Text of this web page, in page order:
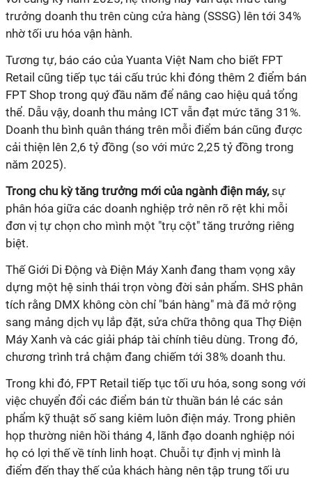
trưởng doanh thu trên cùng cửa hàng (SSSG) lên tới 34%
nhờ tối ưu hóa vận hành.
Tương tự, báo cáo của Yuanta Việt Nam cho biết FPT
Retail cũng tiếp tục tái cấu trúc khi đóng thêm 2 điểm bán
FPT Shop trong quý đầu năm để nâng cao hiệu quả tổng
thể. Dẫu vậy, doanh thu mảng ICT vẫn đạt mức tăng 31%.
Doanh thu bình quân tháng trên mỗi điểm bán cũng được
cải thiện lên 2,6 tỷ đồng (so với mức 2,25 tỷ đồng trong
năm 2025).
Trong chu kỳ tăng trưởng mới của ngành điện máy,sự
phân hóa giữa các doanh nghiệp trở nên rõ rệt khi mỗi
đơn vị tự chọn cho mình một "trụ cột" tăng trưởng riêng
biệt.
Thế Giới Di Động và Điện Máy Xanh đang tham vọng xây
dựng một hệ sinh thái trọn vòng đời sản phẩm. SHS phân
tích rằng DMX không còn chỉ "bán hàng" mà đã mở rộng
sang mảng dịch vụ lắp đặt, sửa chữa thông qua Thợ Điện
Máy Xanh và các giải pháp tài chính tiêu dùng. Trong đó,
chương trình trả chậm đang chiếm tới 38% doanh thu.
Trong khi đó, FPT Retail tiếp tục tối ưu hóa, song song với
việc chuyển đổi các điểm bán từ thuần bán lẻ các sản
phẩm kỹ thuật số sang kiêm luôn điện máy. Trong phiên
họp thường niên hồi tháng 4, lãnh đạo doanh nghiệp nói
họ có lợi thế về tính linh hoạt. Chuỗi tự định vị mình là
điểm đến thay thế của khách hàng nên tập trung tối ưu